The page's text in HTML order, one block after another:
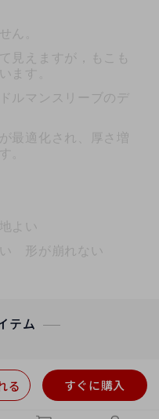
ん。
見えますが，もこも
ます。
ルマンスリーブのデ
最適化され、厚さ増
。
よい
形が崩れない
テム
すぐに購入
る